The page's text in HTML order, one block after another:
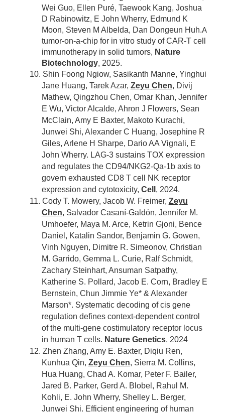
Wei Guo, Ellen Puré, Taewook Kang, Joshua
D Rabinowitz, E John Wherry, Edmund K
Moon, Steven M Albelda, Dan Dongeun Huh.A
tumor-on-a-chip for in vitro study of CAR-T cell
immunotherapy in solid tumors, Nature
Biotechnology, 2025.
10. Shin Foong Ngiow, Sasikanth Manne, Yinghui
Jane Huang, Tarek Azar, Zeyu Chen, Divij
Mathew, Qingzhou Chen, Omar Khan, Jennifer
E Wu, Victor Alcalde, Ahron J Flowers, Sean
McClain, Amy E Baxter, Makoto Kurachi,
Junwei Shi, Alexander C Huang, Josephine R
Giles, Arlene H Sharpe, Dario AA Vignali, E
John Wherry. LAG-3 sustains TOX expression
and regulates the CD94/NKG2-Qa-1b axis to
govern exhausted CD8 T cell NK receptor
expression and cytotoxicity, Cell , 2024.
11. Cody T. Mowery, Jacob W. Freimer, Zeyu
Chen, Salvador Casaní-Galdón, Jennifer M.
Umhoefer, Maya M. Arce, Ketrin Gjoni, Bence
Daniel, Katalin Sandor, Benjamin G. Gowen,
Vinh Nguyen, Dimitre R. Simeonov, Christian
M. Garrido, Gemma L. Curie, Ralf Schmidt,
Zachary Steinhart, Ansuman Satpathy,
Katherine S. Pollard, Jacob E. Corn, Bradley E
Bernstein, Chun Jimmie Ye* & Alexander
Marson*. Systematic decoding of cis gene
regulation defines context-dependent control
of the multi-gene costimulatory receptor locus
in human T cells. Nature Genetics, 2024
12. Zhen Zhang, Amy E. Baxter, Diqiu Ren,
Kunhua Qin, Zeyu Chen, Sierra M. Collins,
Hua Huang, Chad A. Komar, Peter F. Bailer,
Jared B. Parker, Gerd A. Blobel, Rahul M.
Kohli, E. John Wherry, Shelley L. Berger,
Junwei Shi. Efficient engineering of human